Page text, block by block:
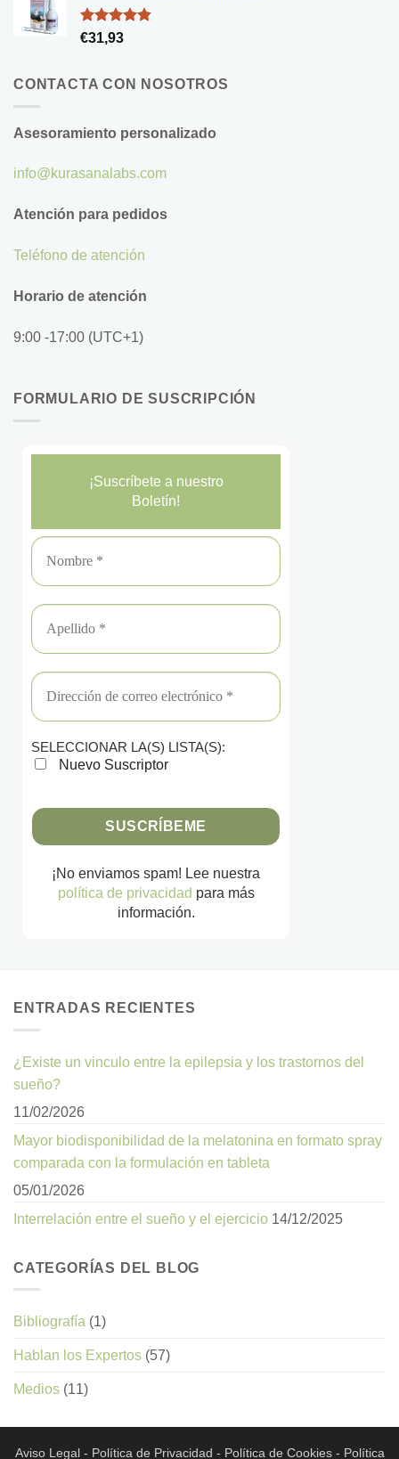
Valorado
€31,93
CONTACTA CON NOSOTROS
Asesoramiento personalizado
info@kurasanalabs.com
Atención para pedidos
Teléfono de atención
Horario de atención
9:00 -17:00 (UTC+1)
FORMULARIO DE SUSCRIPCIÓN
¡Suscríbete a nuestro
Boletín!
SELECCIONAR LA(S) LISTA(S):
Nuevo Suscriptor
¡No enviamos spam! Lee nuestra
política de privacidad para más
información.
ENTRADAS RECIENTES
¿Existe un vinculo entre la epilepsia y los trastornos del
sueño?
11/02/2026
Mayor biodisponibilidad de la melatonina en formato spray
comparada con la formulación en tableta
05/01/2026
Interrelación entre el sueño y el ejercicio 14/12/2025
CATEGORÍAS DEL BLOG
Bibliografía (1)
Hablan los Expertos (57)
Medios (11)
Aviso Legal- Política de Privacidad - Política de Cookies- Política